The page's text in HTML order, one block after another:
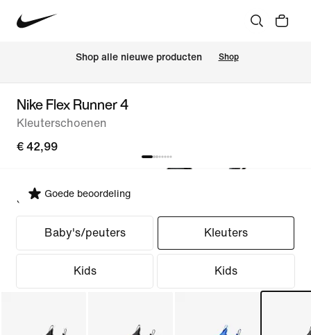
Shop alle nieuwe producten Shop
Nike Flex Runner 4
Kleuterschoenen
€ 42,99
Goede beoordeling
Selecteer pasvorm
Baby's/peuters Kleuters
Kids Kids